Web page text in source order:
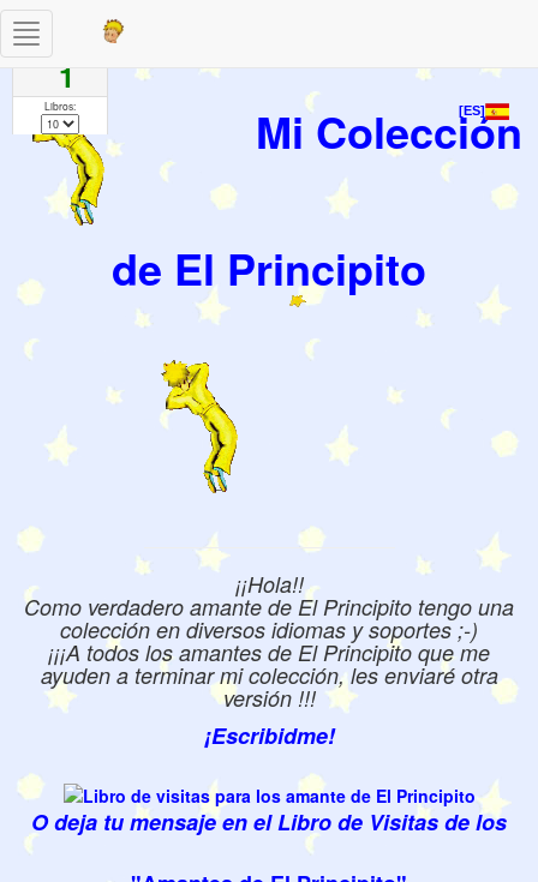
[ES]
Mi Colección
de El Principito
¡¡Hola!!
Como verdadero amante de El Principito tengo una
colección en diversos idiomas y soportes ;-)
¡¡¡A todos los amantes de El Principito que me
ayuden a terminar mi colección, les enviaré otra
versión !!!
¡Escribidme!
O deja tu mensaje en el Libro de Visitas de los
Toggle
navigation
Paginas
1
Libros: